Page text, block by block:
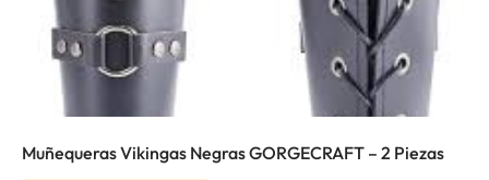
Muñequeras Vikingas Negras GORGECRAFT – 2 Piezas